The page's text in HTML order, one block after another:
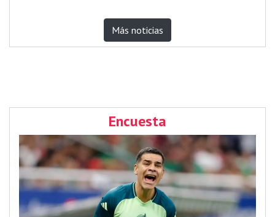
Más noticias
Encuesta